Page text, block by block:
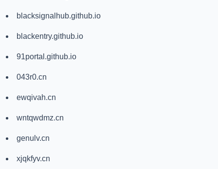
blacksignalhub.github.io
blackentry.github.io
91portal.github.io
043r0.cn
ewqivah.cn
wntqwdmz.cn
genulv.cn
xjqkfyv.cn